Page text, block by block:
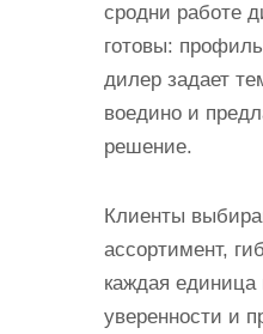
сродни работе
готовы:
дилер задает
воедино и
решение.
Клиенты
ассортимент,
каждая единица
уверенности и